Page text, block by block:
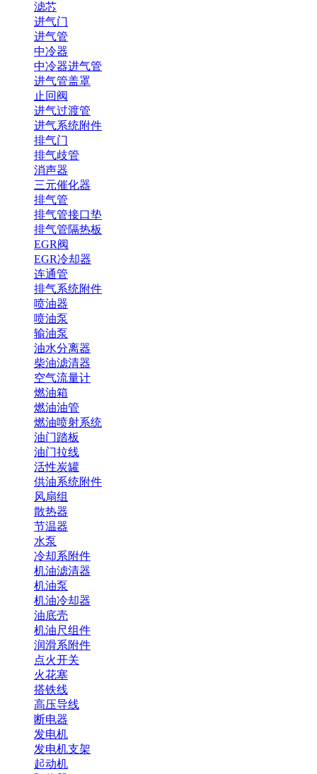
滤芯
进气门
进气管
中冷器
中冷器进气管
进气管盖罩
止回阀
进气过渡管
进气系统附件
排气门
排气歧管
消声器
三元催化器
排气管
排气管接口垫
排气管隔热板
EGR阀
EGR冷却器
连通管
排气系统附件
喷油器
喷油泵
输油泵
油水分离器
柴油滤清器
空气流量计
燃油箱
燃油油管
燃油喷射系统
油门踏板
油门拉线
活性炭罐
供油系统附件
风扇组
散热器
节温器
水泵
冷却系附件
机油滤清器
机油泵
机油冷却器
油底壳
机油尺组件
润滑系附件
点火开关
火花塞
搭铁线
高压导线
断电器
发电机
发电机支架
起动机